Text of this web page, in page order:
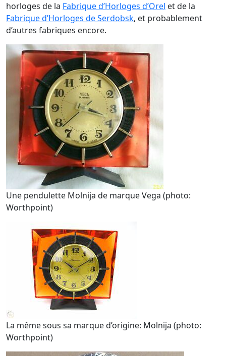
horloges de la Fabrique d’Horloges d’Orel et de la
Fabrique d’Horloges de Serdobsk, et probablement
d’autres fabriques encore.
Une pendulette Molnija de marque Vega (photo:
Worthpoint)
La même sous sa marque d’origine: Molnija (photo:
Worthpoint)